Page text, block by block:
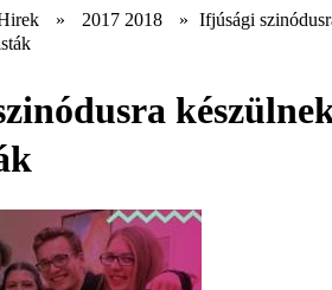
» 2017 2018 » Ifjúsági